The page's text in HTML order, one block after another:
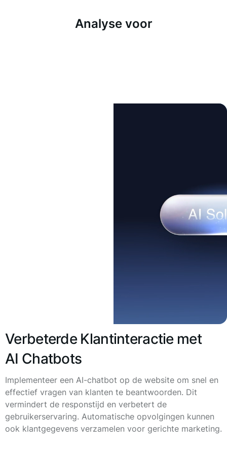
Analyse voor
Verbeterde Klantinteractie met
AI Chatbots
Implementeer een AI-chatbot op de website om snel en
effectief vragen van klanten te beantwoorden. Dit
vermindert de responstijd en verbetert de
gebruikerservaring. Automatische opvolgingen kunnen
ook klantgegevens verzamelen voor gerichte marketing.